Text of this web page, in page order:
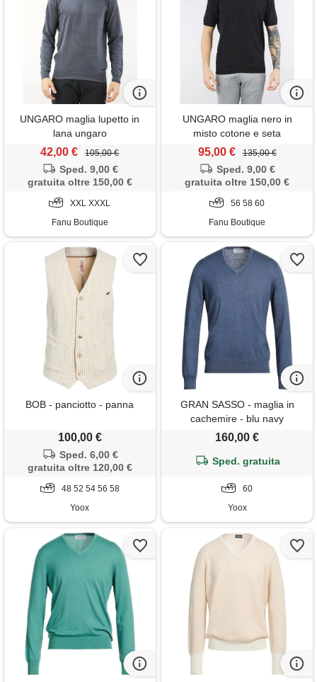
UNGARO maglia lupetto in
lana ungaro
42,00 € 105,00 €
Sped. 9,00 €
gratuita oltre 150,00 €
XXL XXXL
Fanu Boutique
UNGARO maglia nero in
misto cotone e seta
95,00 € 135,00 €
Sped. 9,00 €
gratuita oltre 150,00 €
56 58 60
Fanu Boutique
BOB - panciotto - panna
100,00 €
Sped. 6,00 €
gratuita oltre 120,00 €
48 52 54 56 58
Yoox
GRAN SASSO - maglia in
cachemire - blu navy
160,00 €
Sped. gratuita
60
Yoox